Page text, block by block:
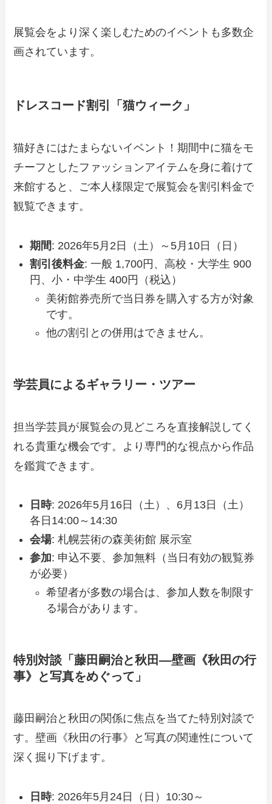
展覧会をより深く楽しむためのイベントも多数企
画されています。
ドレスコード割引「猫ウィーク」
猫好きにはたまらないイベント！期間中に猫をモ
チーフとしたファッションアイテムを身に着けて
来館すると、ご本人様限定で展覧会を割引料金で
観覧できます。
期間: 2026年5月2日（土）～5月10日（日）
割引後料金: 一般 1,700円、高校・大学生 900
円、小・中学生 400円（税込）
美術館券売所で当日券を購入する方が対象
です。
他の割引との併用はできません。
学芸員によるギャラリー・ツアー
担当学芸員が展覧会の見どころを直接解説してく
れる貴重な機会です。より専門的な視点から作品
を鑑賞できます。
日時: 2026年5月16日（土）、6月13日（土）
各日14:00～14:30
会場: 札幌芸術の森美術館 展示室
参加: 申込不要、参加無料（当日有効の観覧券
が必要）
希望者が多数の場合は、参加人数を制限す
る場合があります。
特別対談「藤田嗣治と秋田—壁画《秋田の行
事》と写真をめぐって」
藤田嗣治と秋田の関係に焦点を当てた特別対談で
す。壁画《秋田の行事》と写真の関連性について
深く掘り下げます。
日時: 2026年5月24日（日）10:30～